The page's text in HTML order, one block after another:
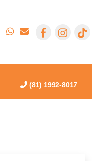
(81) 1992-8017